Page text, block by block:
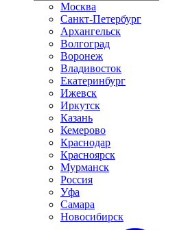
Москва
Санкт-Петербург
Архангельск
Волгоград
Воронеж
Владивосток
Екатеринбург
Ижевск
Иркутск
Казань
Кемерово
Краснодар
Красноярск
Мурманск
Россия
Уфа
Самара
Новосибирск